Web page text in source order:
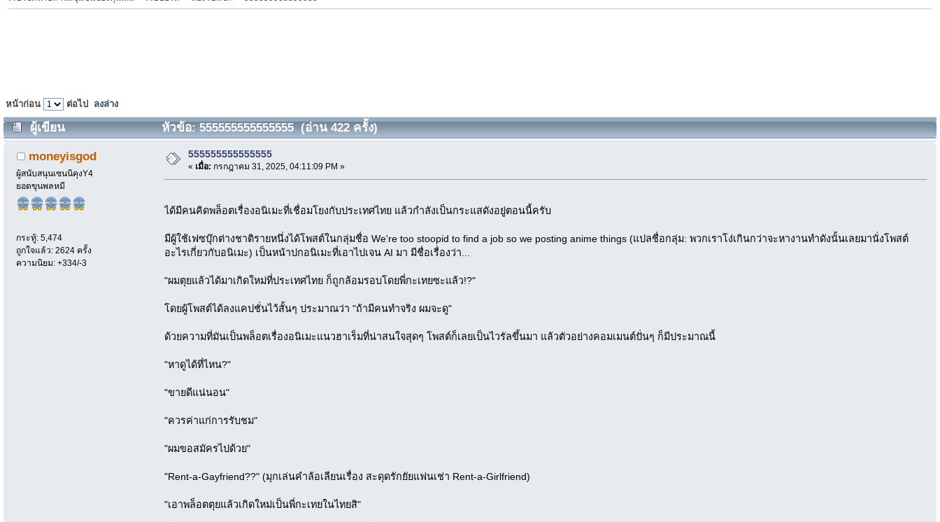
หน้าก่อน ต่อไป ลงล่าง
ผู้เขียน หัวข้อ: 555555555555555 (อ่าน 422 ครั้ง)
moneyisgod
ผู้สนับสนุนเซนนิคุงY4
ยอดขุนพลหมี
กระทู้: 5,474
ถูกใจแล้ว: 2624 ครั้ง
ความนิยม: +334/-3
555555555555555
« เมื่อ: กรกฎาคม 31, 2025, 04:11:09 PM »
ได้มีคนคิดพล็อตเรื่องอนิเมะที่เชื่อมโยงกับประเทศไทย แล้วกำลังเป็นกระแสดังอยู่ตอนนี้ครับ
มีผู้ใช้เฟซบุ๊กต่างชาติรายหนึ่งได้โพสต์ในกลุ่มชื่อ We're too stoopid to find a job so we posting anime things (แปลชื่อกลุ่ม: พวกเราโง่เกินกว่าจะหางานทำดังนั้นเลยมานั่งโพสต์
อะไรเกี่ยวกับอนิเมะ) เป็นหน้าปกอนิเมะที่เอาไปเจน AI มา มีชื่อเรื่องว่า...
"ผมตุยแล้วได้มาเกิดใหม่ที่ประเทศไทย ก็ถูกล้อมรอบโดยพี่กะเทยซะแล้ว!?"
โดยผู้โพสต์ได้ลงแคปชั่นไว้สั้นๆ ประมาณว่า "ถ้ามีคนทำจริง ผมจะดู"
ด้วยความที่มันเป็นพล็อตเรื่องอนิเมะแนวฮาเร็มที่น่าสนใจสุดๆ โพสต์ก็เลยเป็นไวรัลขึ้นมา แล้วตัวอย่างคอมเมนต์ปั่นๆ ก็มีประมาณนี้
"หาดูได้ที่ไหน?"
"ขายดีแน่นอน"
"ควรค่าแก่การรับชม"
"ผมขอสมัครไปด้วย"
"Rent-a-Gayfriend??" (มุกเล่นคำล้อเลียนเรื่อง สะดุดรักยัยแฟนเช่า Rent-a-Girlfriend)
"เอาพล็อตตุยแล้วเกิดใหม่เป็นพี่กะเทยในไทยสิ"